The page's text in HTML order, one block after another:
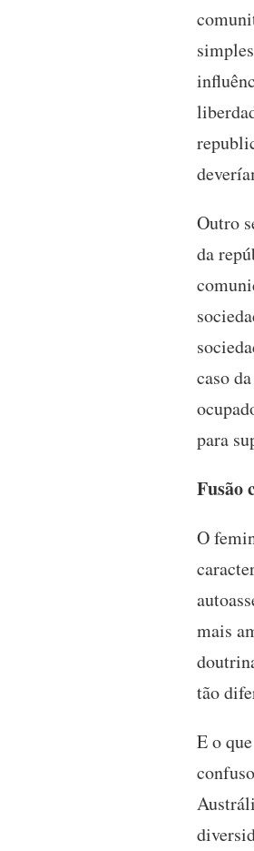
Outro
da
caso
para
Fusão
O
mais
tão
E o